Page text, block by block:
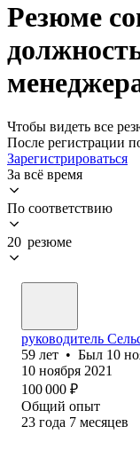
Резюме
Чтобы видеть все
После регистрации
Зарегистрироваться
За всё время
По соответствию
20 резюме
руководитель
59 лет • Был 10
10 ноября 2021
100 000 ₽
Общий опыт
23 года 7 месяцев